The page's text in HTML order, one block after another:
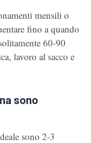
mensili o
fino a quando
60-90
lavoro al sacco e
sono
sono 2-3